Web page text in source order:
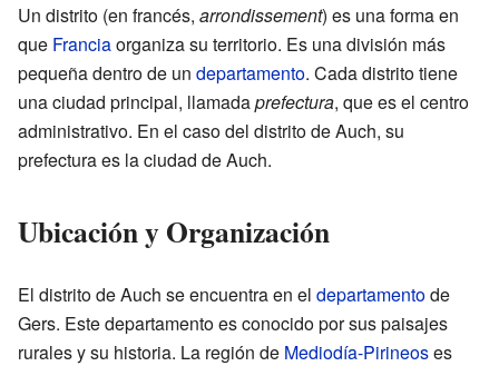
Un distrito (en francés, arrondissement) es una forma en
que Franciaorganiza su territorio. Es una división más
pequeña dentro de un departamento. Cada distrito tiene
una ciudad principal, llamadaprefectura, que es el centro
administrativo. En el caso del distrito de Auch, su
prefectura es la ciudad de Auch.
Ubicación y Organización
El distrito de Auch se encuentra en el departamentode
Gers. Este departamento es conocido por sus paisajes
rurales y su historia. La región de Mediodía-Pirineoses